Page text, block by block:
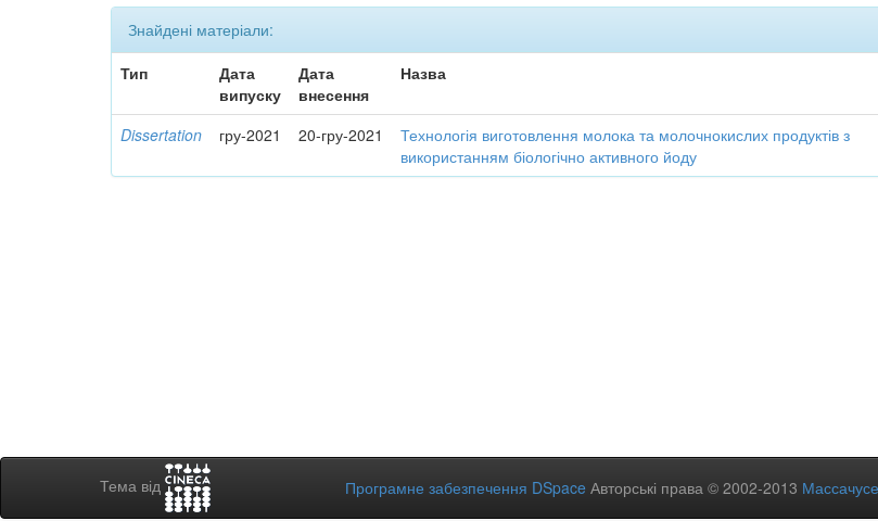
Знайдені матеріали:
Тип
Дата
випуску
Дата
внесення
Назва
Dissertation гру-2021 20-гру-2021
Технологія виготовлення молока та молочнокислих продуктів з
використанням біологічно активного йоду
Тема від Програмне забезпечення DSpace Авторські права © 2002-2013